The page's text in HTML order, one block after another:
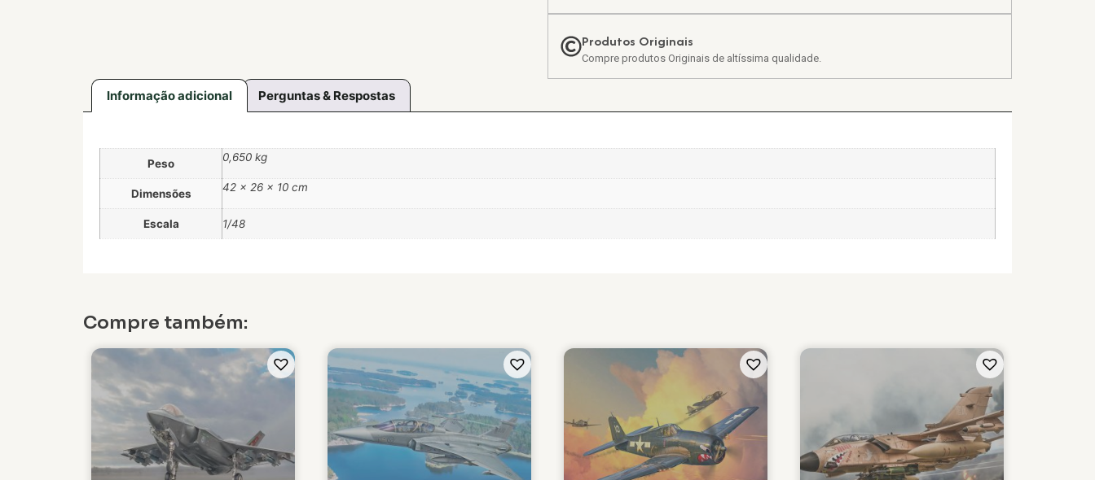
Produtos Originais
Compre produtos Originais de altíssima qualidade.
Informação adicional Perguntas & Respostas
Peso 0,650 kg
Dimensões 42 × 26 × 10 cm
Escala 1/48
Compre também: